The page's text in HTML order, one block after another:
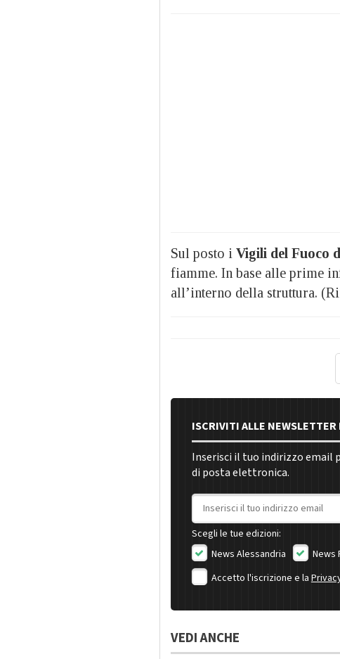
Sul posto i Vigili del Fuoco
fiamme. In base alle prime
all’interno della struttura.
ISCRIVITI ALLE NEWSLETTER
Inserisci il tuo indirizzo email
di posta elettronica.
Indirizzo email
Scegli le tue edizioni:
News Alessandria
News
Accetto l'iscrizione e la
VEDI ANCHE